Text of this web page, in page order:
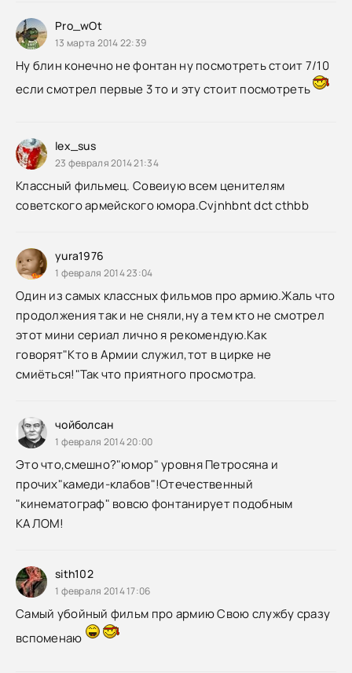
Pro_wOt
13 марта 2014 22:39
Ну блин конечно не фонтан ну посмотреть стоит 7/10
если смотрел первые 3 то и эту стоит посмотреть
lex_sus
23 февраля 2014 21:34
Классный фильмец. Совеиую всем ценителям
советского армейского юмора.Cvjnhbnt dct cthbb
yura1976
1 февраля 2014 23:04
Один из самых классных фильмов про армию.Жаль что
продолжения так и не сняли,ну а тем кто не смотрел
этот мини сериал лично я рекомендую.Как
говорят"Кто в Армии служил,тот в цирке не
смиёться!"Так что приятного просмотра.
чойболсан
1 февраля 2014 20:00
Это что,смешно?"юмор" уровня Петросяна и
прочих"камеди-клабов"!Отечественный
"кинематограф" вовсю фонтанирует подобным
КАЛОМ!
sith102
1 февраля 2014 17:06
Самый убойный фильм про армию Свою службу сразу
вспоменаю